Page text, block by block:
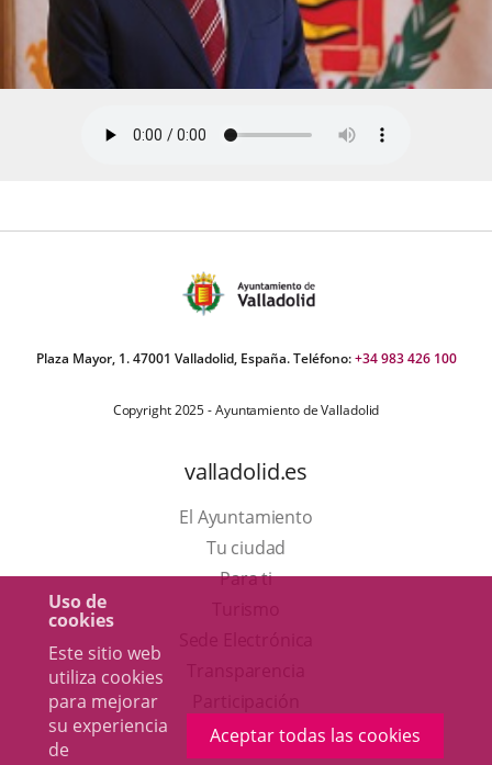
Uso de
cookies
Este sitio web
utiliza cookies
para mejorar
su experiencia
de
Aceptar todas las cookies
Plaza Mayor, 1. 47001 Valladolid, España. Teléfono:+34 983 426 100
Copyright 2025 - Ayuntamiento de Valladolid
valladolid.es
El Ayuntamiento
Tu ciudad
Para ti
en aplicación